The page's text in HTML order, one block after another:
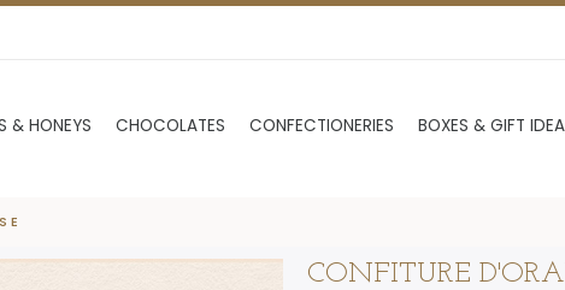
& HONEYS CHOCOLATES CONFECTIONERIES BOXES & GIFT
CONFITURE